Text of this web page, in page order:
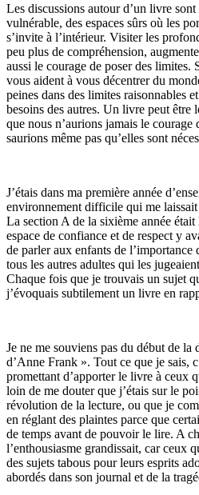
Les discussions autour d’un livre
vulnérable, des espaces sûrs où les
s’invite à l’intérieur. Visiter les
peu plus de compréhension,
aussi le courage de poser des limites.
vous aident à vous décentrer du
peines dans des limites raisonnables
besoins des autres. Un livre peut être
que nous n’aurions jamais le courage
saurions même pas qu’elles sont
J’étais dans ma première année
environnement difficile qui me laissait
La section A de la sixième année était
espace de confiance et de respect y
de parler aux enfants de l’importance
tous les autres adultes qui les
Chaque fois que je trouvais un sujet
j’évoquais subtilement un livre en
Je ne me souviens pas du début de la
d’Anne Frank ». Tout ce que je sais,
promettant d’apporter le livre à ceux
loin de me douter que j’étais sur le
révolution de la lecture, ou que je
en réglant des plaintes parce que
de temps avant de pouvoir le lire. A
l’enthousiasme grandissait, car ceux
des sujets tabous pour leurs esprits
abordés dans son journal et de la